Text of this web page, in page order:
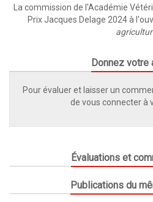
La commission de l'Académie
Prix Jacques Delage 2024 à
Donnez votre
Pour évaluer et laisser un
de vous connecter à
Évaluations et
Publications du